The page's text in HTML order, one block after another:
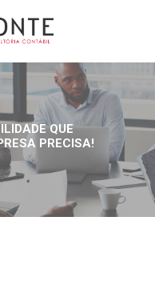
QUE
PRECISA!